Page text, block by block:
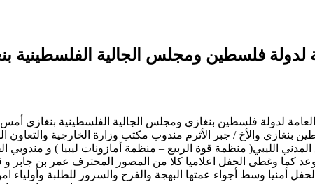
لدولة فلسطين ومجلس الجالية الفلسطينية
لدولة فلسطين بنغازي ومجلس الجالية الفلسطينية بنغازي أمس
بنغازي والأخ / جبر الأثرم مندوب مكتب وزارة الخارجية والتعاون
الليبي( منظمة قوة الربيع – منظمة أمازونات ليبيا ) و
كما وغطى الحفل اعلاميا كلا من المصور المحترف عمر بن جابر و
أمنيا وسط أجواء عمتها البهجة والفرح والسرور للطلبة وأولياء